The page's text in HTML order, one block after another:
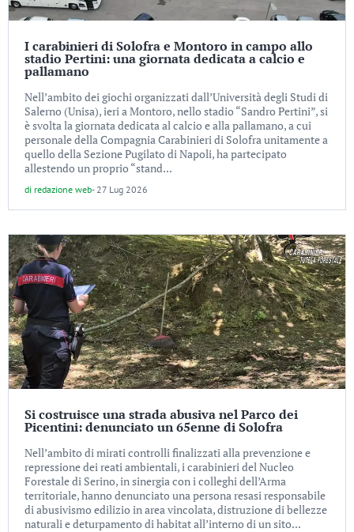
I carabinieri di Solofra e Montoro in campo allo
stadio Pertini: una giornata dedicata a calcio e
pallamano
Nell’ambito dei giochi organizzati dall’Università degli Studi di
Salerno (Unisa), ieri a Montoro, nello stadio “Sandro Pertini”, si
è svolta la giornata dedicata al calcio e alla pallamano, a cui
personale della Compagnia Carabinieri di Solofra unitamente a
quello della Sezione Pugilato di Napoli, ha partecipato
allestendo un proprio “stand...
di redazione web- 27 Lug 2026
Si costruisce una strada abusiva nel Parco dei
Picentini: denunciato un 65enne di Solofra
Nell’ambito di mirati controlli finalizzati alla prevenzione e
repressione dei reati ambientali, i carabinieri del Nucleo
Forestale di Serino, in sinergia con i colleghi dell’Arma
territoriale, hanno denunciato una persona resasi responsabile
di abusivismo edilizio in area vincolata, distruzione di bellezze
naturali e deturpamento di habitat all’interno di un sito...